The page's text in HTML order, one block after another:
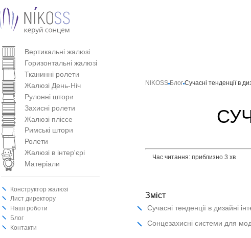
Вертикальнi жалюзi
Горизонтальні жалюзі
Тканинні ролети
Жалюзі День-Ніч
Рулонні штори
Захисні ролети
Жалюзі пліссе
Римські штори
Ролети
Жалюзі в інтер'єрі
Матеріали
Конструктор жалюзі
Лист директору
Наші роботи
Блог
Контакти
NIKOSS Блог Сучасні тенденції в
Час читання: приблизно 3 хв
Зміст
Сучасні тенденції в дизайні
Сонцезахисні системи для